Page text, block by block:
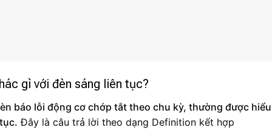
gì với đèn sáng liên tục?
báo lỗi động cơ chớp tắt theo chu kỳ, thường được
Đây là câu trả lời theo dạng Definition kết hợp